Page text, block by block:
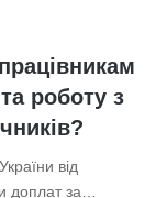
роботу з
від
доплат за…